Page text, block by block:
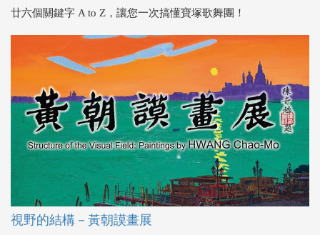
廿六個關鍵字 A to Z，讓您一次搞懂寶塚歌舞團！
視野的結構－黃朝謨畫展